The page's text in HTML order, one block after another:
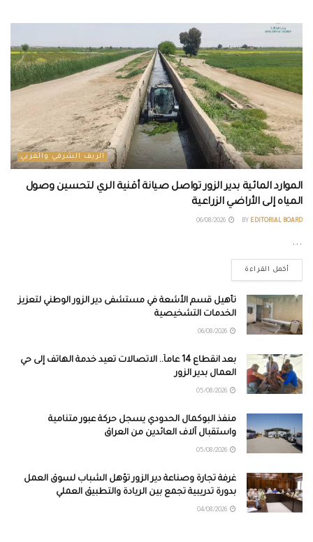
الريف الشرقي والغربي
الموارد المائية بدير الزور تواصل صيانة أقنية الري لتحسين وصول
المياه إلى الأراضي الزراعية
BY EDITORIAL BOARD
...
أكمل القراءة
تأهيل قسم الأشعة في مستشفى دير الزور الوطني لتعزيز
الخدمات التشخيصية
بعد انقطاع 14 عاماً.. الاتصالات تعيد خدمة الهاتف إلى حي
العمال بدير الزور
منفذ البوكمال الحدودي يسجل حركة عبور متنامية
واستقبال آلاف العائدين من العراق
غرفة تجارة وصناعة دير الزور تؤهل الشباب لسوق العمل
بدورة تدريبية تجمع بين الريادة والتطبيق العملي